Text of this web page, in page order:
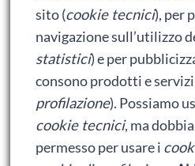
Meta
Accedi
Feed dei contenuti
Feed dei commenti
WordPress.org
sito (cookie tecnici), per
navigazione sull’utilizzo
statistici) e per
consono prodotti e
profilazione). Possiamo
cookie tecnici, ma
permesso per usare i